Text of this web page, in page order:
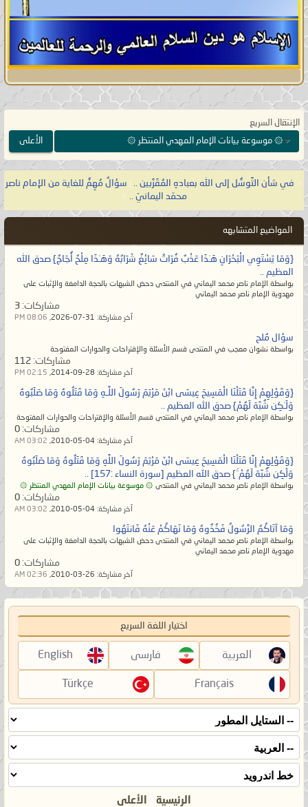
الإنتقال السريع
۞ موسوعة بيانات الإمام المهدي المنتظر ۞
الأعلى
« في شأن التَّوسُّل إلى الله بعبادهِ المُقَرَّبين ..
سؤالٌ مُهِمٌّ للغاية من الإمام ناصر
محمّد اليمانيّ ..
»
المواضيع المتشابهه
{وَمَا يَسْتَوِي الْبَحْرَانِ هَـٰذَا عَذْبٌ فُرَاتٌ سَائِغٌ شَرَابُهُ وَهَـٰذَا مِلْحٌ أُجَاجٌ} صدق الله
العظيم ..
بواسطة الإمام ناصر محمد اليماني في المنتدى دحض الشبهات بالحجة الدامغة والإثبات على
مهدوية الإمام ناصر محمد اليماني
مشاركات:
آخر مشاركة: 08:06 PM
سؤال مُلح
بواسطة نشوان معجب في المنتدى قسم الأسئلة والإقتراحات والحوارات المفتوحة
مشاركات:
آخر مشاركة: 02:15 PM
{وَقَوْلِهِمْ إِنَّا قَتَلْنَا الْمَسِيحَ عِيسَى ابْنَ مَرْيَمَ رَسُولَ اللَّـهِ وَمَا قَتَلُوهُ وَمَا صَلَبُوهُ
وَلَـٰكِن شُبِّهَ لَهُمْ} صدق الله العظيم ..
بواسطة الإمام ناصر محمد اليماني في المنتدى قسم الأسئلة والإقتراحات والحوارات المفتوحة
مشاركات:
آخر مشاركة: 03:02 AM
{وَقَوْلِهِمْ إِنَّا قَتَلْنَا الْمَسِيحَ عِيسَى ابْنَ مَرْيَمَ رَسُولَ اللَّهِ وَمَا قَتَلُوهُ وَمَا صَلَبُوهُ
وَلَٰكِن شُبِّهَ لَهُمْ ۚ} صدق الله العظيم [سورة النساء :157] ..
بواسطة الإمام ناصر محمد اليماني في المنتدى ۞ موسوعة بيانات الإمام المهدي المنتظر ۞
مشاركات:
آخر مشاركة: 03:02 AM
وَمَا آتَاكُمُ الرَّسُولُ فَخُذُوهُ وَمَا نَهَاكُمْ عَنْهُ فَانتَهُوا
بواسطة الإمام ناصر محمد اليماني في المنتدى دحض الشبهات بالحجة الدامغة والإثبات على
مهدوية الإمام ناصر محمد اليماني
مشاركات:
آخر مشاركة: 02:36 AM
اختيار اللغة السريع
العربية فارسی English
Français
Türkçe
الرئيسية الأعلى